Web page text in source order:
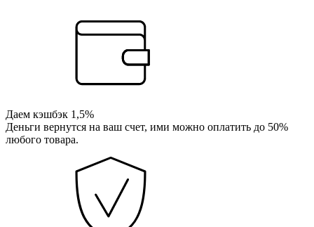
Даем кэшбэк 1,5%
Деньги вернутся на ваш счет, ими можно оплатить до 50%
любого товара.